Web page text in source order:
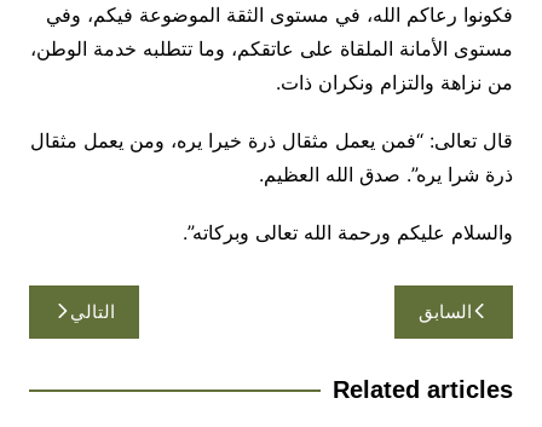
فكونوا رعاكم الله، في مستوى الثقة الموضوعة فيكم، وفي
مستوى الأمانة الملقاة على عاتقكم، وما تتطلبه خدمة الوطن،
من نزاهة والتزام ونكران ذات.
قال تعالى: “فمن يعمل مثقال ذرة خيرا يره، ومن يعمل مثقال
ذرة شرا يره”. صدق الله العظيم.
والسلام عليكم ورحمة الله تعالى وبركاته”.
تصفّح
المقالات
السابق التالي
Related articles